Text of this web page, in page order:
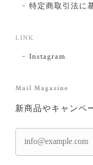
特定商取引法に
LINK
Instagram
Mail Magazine
新商品やキャンペ